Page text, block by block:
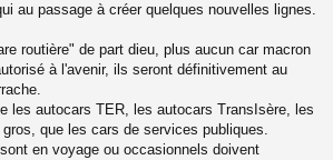
au passage à créer quelques nouvelles lignes.
routière" de part dieu, plus aucun car macron
à l'avenir, ils seront définitivement au
les autocars TER, les autocars TransIsère, les
que les cars de services publiques.
en voyage ou occasionnels doivent